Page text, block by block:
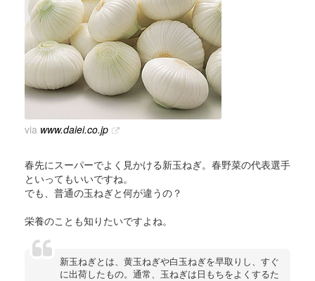
via www.daiei.co.jp
春先にスーパーでよく見かける新玉ねぎ。春野菜の代表選手
といってもいいですね。
でも、普通の玉ねぎと何が違うの？
栄養のことも知りたいですよね。
新玉ねぎとは、黄玉ねぎや白玉ねぎを早取りし、すぐ
に出荷したもの。通常、玉ねぎは日もちをよくするた